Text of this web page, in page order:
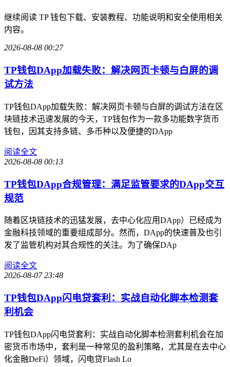
继续阅读 TP 钱包下载、安装教程、功能说明和安全使用相关
内容。
2026-08-08 00:27
TP钱包DApp加载失败：解决网页卡顿与白屏的调
试方法
TP钱包DApp加载失败：解决网页卡顿与白屏的调试方法在区
块链技术迅速发展的今天，TP钱包作为一款多功能数字货币
钱包，因其支持多链、多币种以及便捷的DApp
阅读全文
2026-08-08 00:13
TP钱包DApp合规管理：满足监管要求的DApp交互
规范
随着区块链技术的迅猛发展，去中心化应用DApp）已经成为
金融科技领域的重要组成部分。然而，DApp的快速普及也引
发了监管机构对其合规性的关注。为了确保DAp
阅读全文
2026-08-07 23:48
TP钱包DApp闪电贷套利：实战自动化脚本检测套
利机会
TP钱包DApp闪电贷套利：实战自动化脚本检测套利机会在加
密货币市场中，套利是一种常见的盈利策略，尤其是在去中心
化金融DeFi）领域，闪电贷Flash Lo